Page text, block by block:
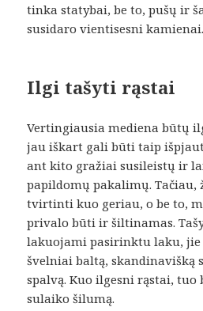
tinka statybai, be to, pušų ir
susidaro vientisesni kamienai.
Ilgi tašyti rąstai
Vertingiausia mediena būtų
jau iškart gali būti taip
ant kito gražiai susileistų ir
papildomų pakalimų. Tačiau,
tvirtinti kuo geriau, o be to,
privalo būti ir šiltinamas.
lakuojami pasirinktu laku,
švelniai baltą, skandinavišką
spalvą. Kuo ilgesni rąstai,
sulaiko šilumą.